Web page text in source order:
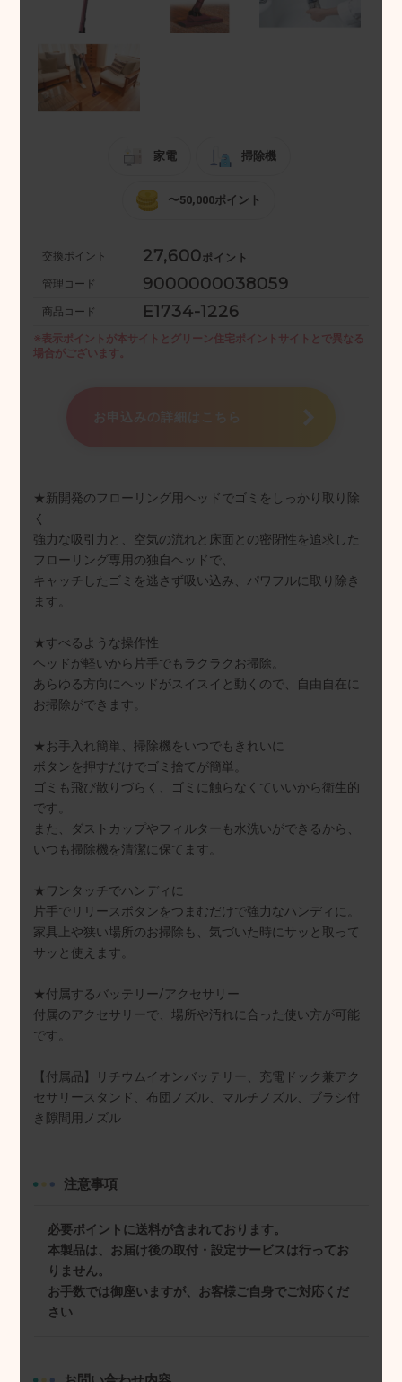
家電 掃除機
〜50,000ポイント
交換ポイント 27,600ポイント
管理コード 9000000038059
商品コード E1734-1226
※表示ポイントが本サイトとグリーン住宅ポイントサイトとで 異なる
場合がございます。
お申込みの詳細はこちら
★新開発のフローリング用ヘッドでゴミをしっかり取り除
く
強力な吸引力と、空気の流れと床面との密閉性を追求した
フローリング専用の独自ヘッドで、
キャッチしたゴミを逃さず吸い込み、パワフルに取り除き
ます。
★すべるような操作性
ヘッドが軽いから片手でもラクラクお掃除。
あらゆる方向にヘッドがスイスイと動くので、自由自在に
お掃除ができます。
★お手入れ簡単、掃除機をいつでもきれいに
ボタンを押すだけでゴミ捨てが簡単。
ゴミも飛び散りづらく、ゴミに触らなくていいから衛生的
です。
また、ダストカップやフィルターも水洗いができるから、
いつも掃除機を清潔に保てます。
★ワンタッチでハンディに
片手でリリースボタンをつまむだけで強力なハンディに。
家具上や狭い場所のお掃除も、気づいた時にサッと取って
サッと使えます。
★付属するバッテリー/アクセサリー
付属のアクセサリーで、場所や汚れに合った使い方が可能
です。
【付属品】リチウムイオンバッテリー、充電ドック兼アク
セサリースタンド、布団ノズル、マルチノズル、ブラシ付
き隙間用ノズル
注意事項
必要ポイントに送料が含まれております。
本製品は、お届け後の取付・設定サービスは行ってお
りません。
お手数では御座いますが、お客様ご自身でご対応くだ
さい